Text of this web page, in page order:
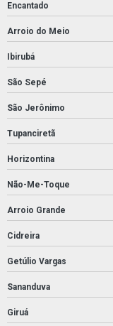
Encantado
Arroio do Meio
Ibirubá
São Sepé
São Jerônimo
Tupanciretã
Horizontina
Não-Me-Toque
Arroio Grande
Cidreira
Getúlio Vargas
Sananduva
Giruá